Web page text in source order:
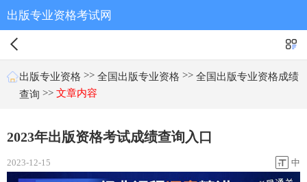
出版专业资格考试网
出版专业资格 >> 全国出版专业资格 >> 全国出版专业资格成绩
查询 >> 文章内容
2023年出版资格考试成绩查询入口
2023-12-15 中